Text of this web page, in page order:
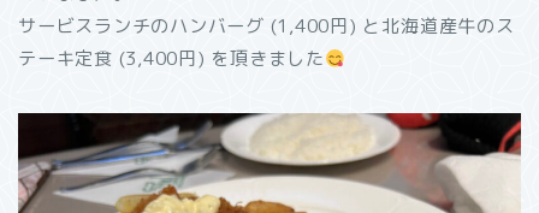
サービスランチのハンバーグ (1,400円) と北海道産牛のス
テーキ定食 (3,400円) を頂きました